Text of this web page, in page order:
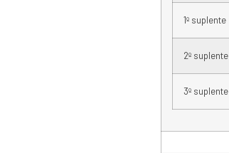
1º suplente
2º suplente
3º suplente